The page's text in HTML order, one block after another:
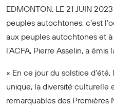
EDMONTON, LE 21 JUIN
peuples autochtones, c’est
aux peuples autochtones et
l’ACFA, Pierre Asselin, a
« En ce jour du solstice
unique, la diversité culturelle
remarquables des Premières